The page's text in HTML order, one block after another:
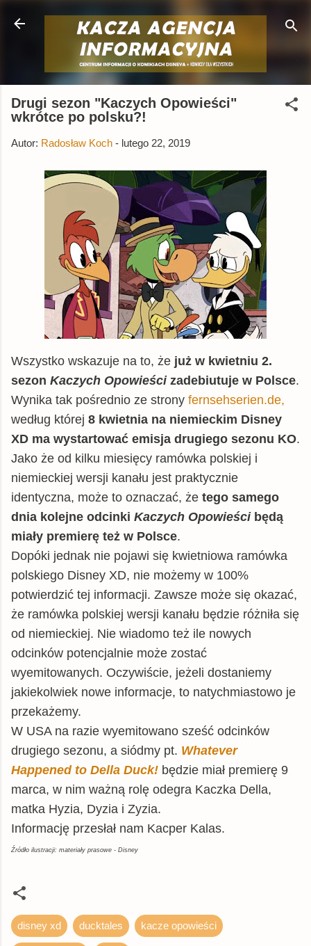
Przejdź do głównej zawartości
Drugi sezon "Kaczych Opowieści"
wkrótce po polsku?!
Autor: Radosław Koch - lutego 22, 2019
Wszystko wskazuje na to, że już w kwietniu 2.
sezon Kaczych Opowieści zadebiutuje w Polsce.
Wynika tak pośrednio ze strony fernsehserien.de,
według której 8 kwietnia na niemieckim Disney
XD ma wystartować emisja drugiego sezonu KO.
Jako że od kilku miesięcy ramówka polskiej i
niemieckiej wersji kanału jest praktycznie
identyczna, może to oznaczać, że tego samego
dnia kolejne odcinki Kaczych Opowieści będą
miały premierę też w Polsce.
Dopóki jednak nie pojawi się kwietniowa ramówka
polskiego Disney XD, nie możemy w 100%
potwierdzić tej informacji. Zawsze może się okazać,
że ramówka polskiej wersji kanału będzie różniła się
od niemieckiej. Nie wiadomo też ile nowych
odcinków potencjalnie może zostać
wyemitowanych. Oczywiście, jeżeli dostaniemy
jakiekolwiek nowe informacje, to natychmiastowo je
przekażemy.
W USA na razie wyemitowano sześć odcinków
drugiego sezonu, a siódmy pt. Whatever
Happened to Della Duck! będzie miał premierę 9
marca, w nim ważną rolę odegra Kaczka Della,
matka Hyzia, Dyzia i Zyzia.
Informację przesłał nam Kacper Kalas.
Źródło ilustracji: materiały prasowe - Disney
disney xd ducktales kacze opowieści